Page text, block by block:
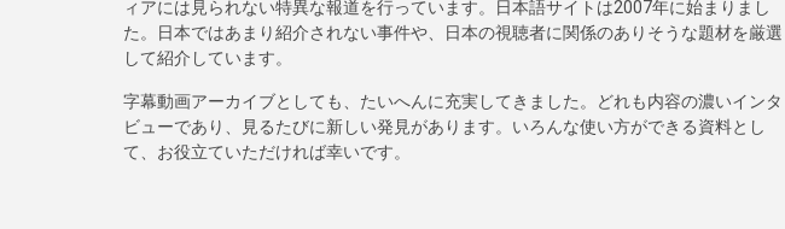
ィアには見られない特異な報道を行っています。日本語サイトは2007年に始まりまし
た。日本ではあまり紹介されない事件や、日本の視聴者に関係のありそうな題材を厳選
して紹介しています。
字幕動画アーカイブとしても、たいへんに充実してきました。どれも内容の濃いインタ
ビューであり、見るたびに新しい発見があります。いろんな使い方ができる資料とし
て、お役立ていただければ幸いです。